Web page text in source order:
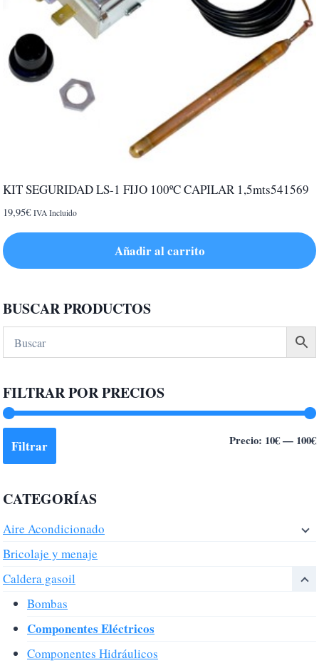
KIT SEGURIDAD LS-1 FIJO 100ºC CAPILAR 1,5mts541569
19,95€ IVA Incluido
Añadir al carrito
BUSCAR PRODUCTOS
FILTRAR POR PRECIOS
Filtrar Precio: 10€— 100€
CATEGORÍAS
Aire Acondicionado
Bricolaje y menaje
Caldera gasoil
Bombas
Componentes Eléctricos
Componentes Hidráulicos